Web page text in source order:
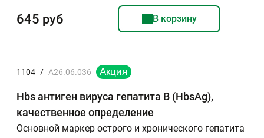
645 руб В корзину
1104 / A26.06.036
Hbs антиген вируса гепатита В (HbsAg),
качественное определение
Основной маркер острого и хронического гепатита